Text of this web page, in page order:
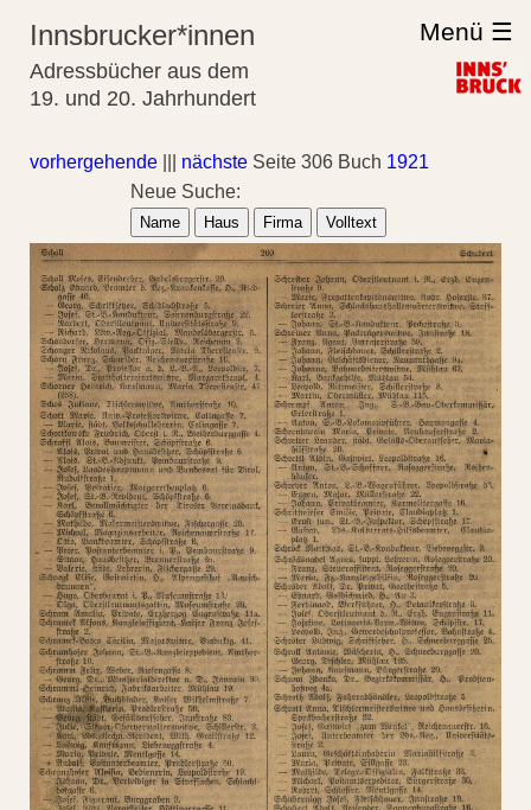
Innsbrucker*innen
Adressbücher aus dem
19. und 20. Jahrhundert
Menü ☰
vorhergehende nächste Seite 306 Buch 1921
Neue Suche:
Name Haus Firma Volltext